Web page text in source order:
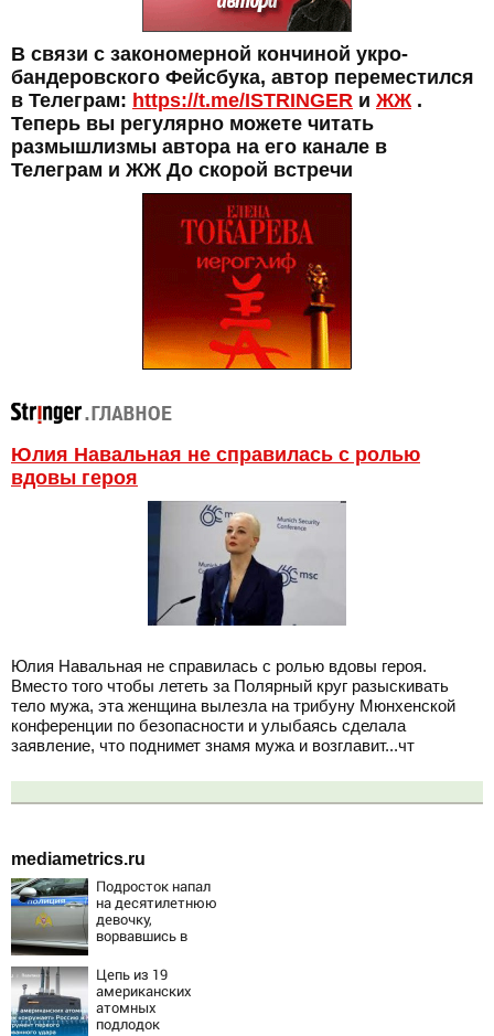
В связи с закономерной кончиной укро-
бандеровского Фейсбука, автор переместился
в Телеграм: https://t.me/ISTRINGER и ЖЖ .
Теперь вы регулярно можете читать
размышлизмы автора на его канале в
Телеграм и ЖЖ До скорой встречи
Юлия Навальная не справилась с ролью
вдовы героя
Юлия Навальная не справилась с ролью вдовы героя.
Вместо того чтобы лететь за Полярный круг разыскивать
тело мужа, эта женщина вылезла на трибуну Мюнхенской
конференции по безопасности и улыбаясь сделала
заявление, что поднимет знамя мужа и возглавит...чт
mediametrics.ru
Подросток напал
на десятилетнюю
девочку,
ворвавшись в
Цепь из 19
американских
атомных
подлодок